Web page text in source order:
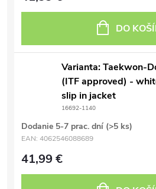
DO
Varianta: Taekwon-
(ITF approved) -
slip in jacket
16692-1140
Dodanie 5-7 prac. dní (>5 ks)
EAN: 4062546088689
41,99 €